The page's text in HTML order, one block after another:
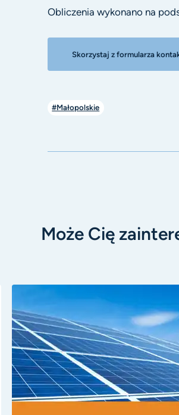
Obliczenia wykonano na
Skorzystaj z formularza
#Małopolskie
Może Cię